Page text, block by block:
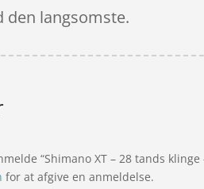
langsomste.
“Shimano XT – 28 tands klinge
for at afgive en anmeldelse.